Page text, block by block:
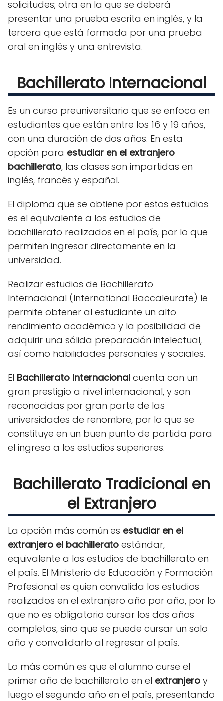
solicitudes; otra en la que se deberá
presentar una prueba escrita en inglés, y la
tercera que está formada por una prueba
oral en inglés y una entrevista.
Bachillerato Internacional
Es un curso preuniversitario que se enfoca en
estudiantes que están entre los 16 y 19 años,
con una duración de dos años. En esta
opción para estudiar en el extranjero
bachillerato, las clases son impartidas en
inglés, francés y español.
El diploma que se obtiene por estos estudios
es el equivalente a los estudios de
bachillerato realizados en el país, por lo que
permiten ingresar directamente en la
universidad.
Realizar estudios de Bachillerato
Internacional (International Baccaleurate) le
permite obtener al estudiante un alto
rendimiento académico y la posibilidad de
adquirir una sólida preparación intelectual,
así como habilidades personales y sociales.
El Bachillerato Internacional cuenta con un
gran prestigio a nivel internacional, y son
reconocidas por gran parte de las
universidades de renombre, por lo que se
constituye en un buen punto de partida para
el ingreso a los estudios superiores.
Bachillerato Tradicional en
el Extranjero
La opción más común es estudiar en el
extranjero el bachillerato estándar,
equivalente a los estudios de bachillerato en
el país. El Ministerio de Educación y Formación
Profesional es quien convalida los estudios
realizados en el extranjero año por año, por lo
que no es obligatorio cursar los dos años
completos, sino que se puede cursar un solo
año y convalidarlo al regresar al país.
Lo más común es que el alumno curse el
primer año de bachillerato en el extranjero y
luego el segundo año en el país, presentando